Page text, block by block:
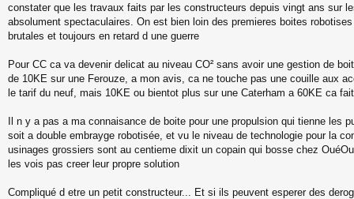
constater que les travaux faits par les constructeurs depuis vingt ans sur
absolument spectaculaires. On est bien loin des premieres boites
brutales et toujours en retard d une guerre
Pour CC ca va devenir delicat au niveau CO² sans avoir une gestion de
de 10KE sur une Ferouze, a mon avis, ca ne touche pas une couille aux
le tarif du neuf, mais 10KE ou bientot plus sur une Caterham a 60KE ca
Il n y a pas a ma connaisance de boite pour une propulsion qui tienne les
soit a double embrayge robotisée, et vu le niveau de technologie pour la
usinages grossiers sont au centieme dixit un copain qui bosse chez
les vois pas creer leur propre solution
Compliqué d etre un petit constructeur... Et si ils peuvent esperer des